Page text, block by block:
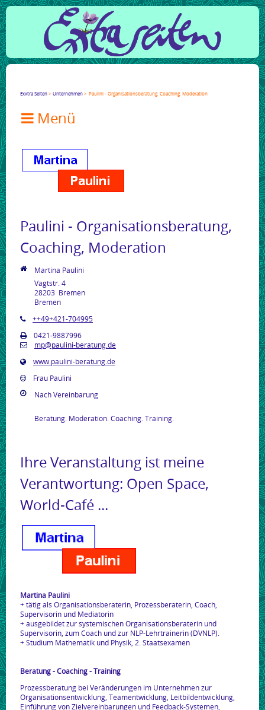
Exxtra Seiten Unternehmen Paulini - Organisationsberatung, Coaching, Moderation

Paulini - Organisationsberatung,
Coaching, Moderation
Martina Paulini
Vagtstr. 4
28203 Bremen
Bremen
++49+421-704995
0421-9887996
mp@paulini-beratung.de
www.paulini-beratung.de
Frau Paulini
Nach Vereinbarung
Beratung. Moderation. Coaching. Training.
Ihre Veranstaltung ist meine
Verantwortung: Open Space,
World-Café ...
Martina Paulini
+ tätig als Organisationsberaterin, Prozessberaterin, Coach,
Supervisorin und Mediatorin
+ ausgebildet zur systemischen Organisationsberaterin und
Supervisorin, zum Coach und zur NLP-Lehrtrainerin (DVNLP).
+ Studium Mathematik und Physik, 2. Staatsexamen
Beratung - Coaching - Training
Prozessberatung bei Veränderungen im Unternehmen zur
Organisationsentwicklung, Teamentwicklung, Leitbildentwicklung,
Einführung von Zielvereinbarungen und Feedback-Systemen,